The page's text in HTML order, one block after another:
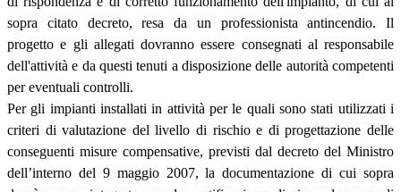
sopra citato decreto, resa da un professionista antincendio. Il
progetto e gli allegati dovranno essere consegnati al responsabile
dell'attività e da questi tenuti a disposizione delle autorità competenti
per eventuali controlli.
Per gli impianti installati in attività per le quali sono stati utilizzati i
criteri di valutazione del livello di rischio e di progettazione delle
conseguenti misure compensative, previsti dal decreto del Ministro
dell’interno del 9 maggio 2007, la documentazione di cui sopra